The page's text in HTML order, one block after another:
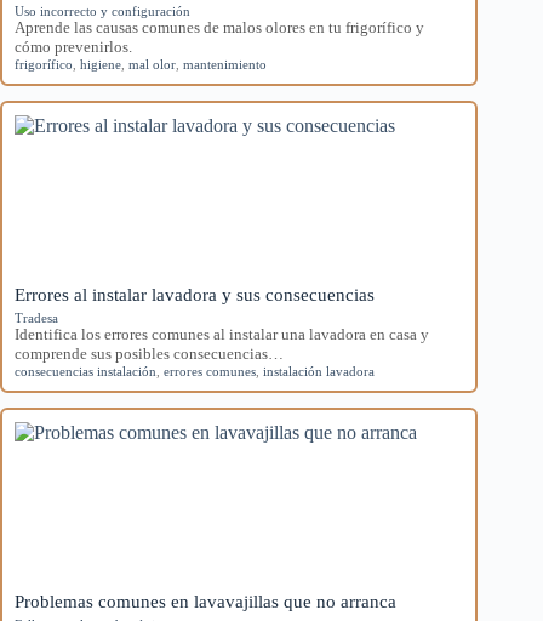
Uso incorrecto y configuración
Aprende las causas comunes de malos olores en tu frigorífico y
cómo prevenirlos.
frigorífico higiene mal olor mantenimiento
Errores al instalar lavadora y sus consecuencias
Tradesa
Identifica los errores comunes al instalar una lavadora en casa y
comprende sus posibles consecuencias…
consecuencias instalación errores comunes instalación lavadora
Problemas comunes en lavavajillas que no arranca